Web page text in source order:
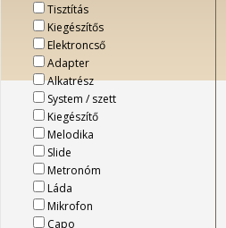
Tisztítás
Kiegészítős
Elektroncső
Adapter
Alkatrész
System / szett
Kiegészítő
Melodika
Slide
Metronóm
Láda
Mikrofon
Capo